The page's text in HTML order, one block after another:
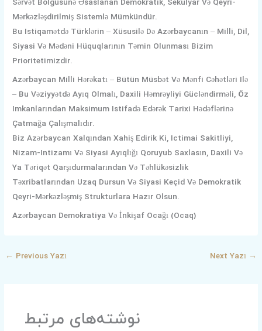
Sərvət Bölgüsünə Əsaslanan Demokratik, Sekulyar Və Qeyri-
Mərkəzləşdirilmiş Sistemlə Mümkündür.
Bu Istiqamətdə Türklərin – Xüsusilə Də Azərbaycanın – Milli, Dil,
Siyasi Və Mədəni Hüquqlarının Təmin Olunması Bizim
Prioritetimizdir.
Azərbaycan Milli Hərəkatı – Bütün Müsbət Və Mənfi Cəhətləri Ilə
– Bu Vəziyyətdə Ayıq Olmalı, Daxili Həmrəyliyi Gücləndirməli, Öz
Imkanlarından Maksimum Istifadə Edərək Tarixi Hədəflərinə
Çatmağa Çalışmalıdır.
Biz Azərbaycan Xalqından Xahiş Edirik Ki, Ictimai Sakitliyi,
Nizam-Intizamı Və Siyasi Ayıqlığı Qoruyub Saxlasın, Daxili Və
Ya Təriqət Qarşıdurmalarından Və Təhlükəsizlik
Təxribatlarından Uzaq Dursun Və Siyasi Keçid Və Demokratik
Qeyri-Mərkəzləşmiş Strukturlara Hazır Olsun.
Azərbaycan Demokratiya Və İnkişaf Ocağı (Ocaq)
← Previous Yazı Next Yazı →
نوشته‌های مرتبط